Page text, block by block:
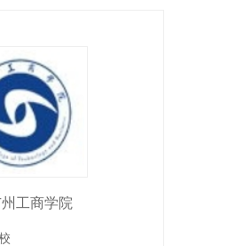
州工商学院